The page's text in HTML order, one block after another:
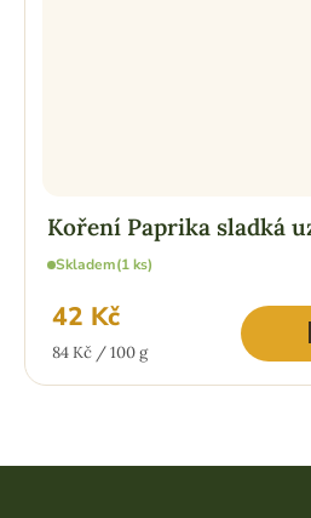
Koření Paprika sladká
Skladem(1 ks)
42 Kč
Měrná
84 Kč / 100 g